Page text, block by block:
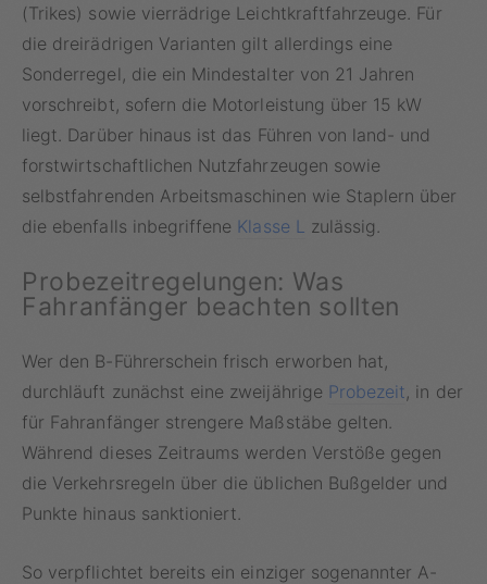
(Trikes) sowie vierrädrige Leichtkraftfahrzeuge. Für
die dreirädrigen Varianten gilt allerdings eine
Sonderregel, die ein Mindestalter von 21 Jahren
vorschreibt, sofern die Motorleistung über 15 kW
liegt. Darüber hinaus ist das Führen von land- und
forstwirtschaftlichen Nutzfahrzeugen sowie
selbstfahrenden Arbeitsmaschinen wie Staplern über
die ebenfalls inbegriffene Klasse L zulässig.
Probezeitregelungen: Was
Fahranfänger beachten sollten
Wer den B-Führerschein frisch erworben hat,
durchläuft zunächst eine zweijährige Probezeit, in der
für Fahranfänger strengere Maßstäbe gelten.
Während dieses Zeitraums werden Verstöße gegen
die Verkehrsregeln über die üblichen Bußgelder und
Punkte hinaus sanktioniert.
So verpflichtet bereits ein einziger sogenannter A-